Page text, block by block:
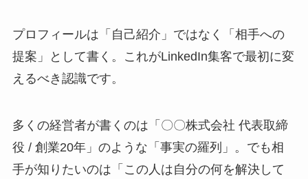
プロフィールは「自己紹介」ではなく「相手への
提案」として書く。これがLinkedIn集客で最初に変
えるべき認識です。
多くの経営者が書くのは「〇〇株式会社 代表取締
役 / 創業20年」のような「事実の羅列」。でも相
手が知りたいのは「この人は自分の何を解決して